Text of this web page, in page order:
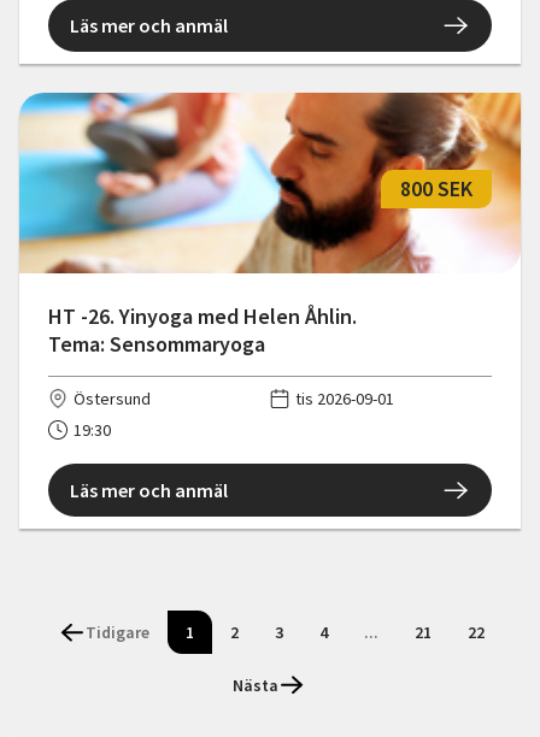
Läs mer och anmäl
HT -26. Yinyoga med Helen Åhlin.
Tema: Sensommaryoga
800 SEK
Östersund
tis 2026-09-01
19:30
Läs mer och anmäl
Tidigare 1 2 3 4 ... 21 22
Nästa